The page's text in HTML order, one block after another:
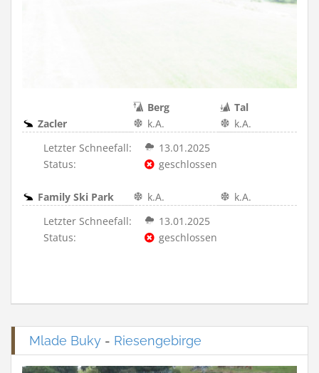
Berg
Tal
Zacler
k.A.
k.A.
Letzter Schneefall:
13.01.2025
Status:
geschlossen
Family Ski Park k.A.
k.A.
Letzter Schneefall:
13.01.2025
Status:
geschlossen
Mlade Buky - Riesengebirge